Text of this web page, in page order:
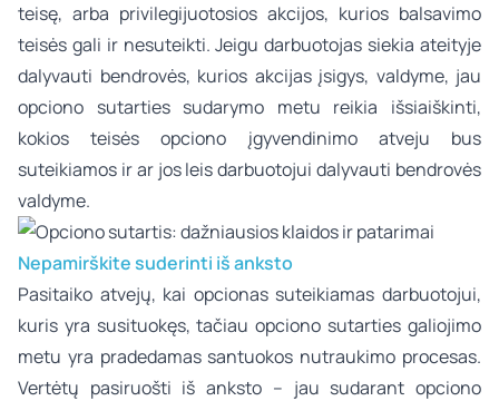
teisę, arba privilegijuotosios akcijos, kurios balsavimo
teisės gali ir nesuteikti. Jeigu darbuotojas siekia ateityje
dalyvauti bendrovės, kurios akcijas įsigys, valdyme, jau
opciono sutarties sudarymo metu reikia išsiaiškinti,
kokios teisės opciono įgyvendinimo atveju bus
suteikiamos ir ar jos leis darbuotojui dalyvauti bendrovės
valdyme.
Nepamirškite suderinti iš anksto
Pasitaiko atvejų, kai opcionas suteikiamas darbuotojui,
kuris yra susituokęs, tačiau opciono sutarties galiojimo
metu yra pradedamas santuokos nutraukimo procesas.
Vertėtų pasiruošti iš anksto – jau sudarant opciono